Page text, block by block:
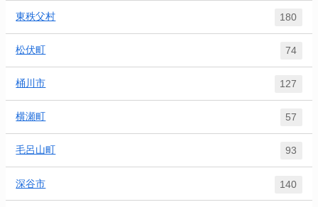
東秩父村 180
松伏町 74
桶川市 127
横瀬町 57
毛呂山町 93
深谷市 140